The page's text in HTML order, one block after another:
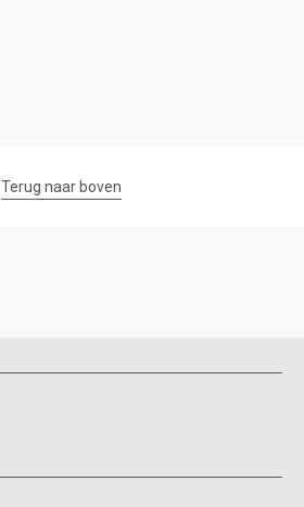
Terug naar boven